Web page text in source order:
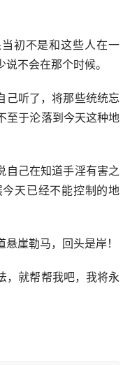
初不是和这些人在一
不会在那个时候。
己听了，将那些统统忘
至于沦落到今天这种地
自己在知道手淫有害之
天已经不能控制的地
崖勒马，回头是岸！
，就帮帮我吧，我将永